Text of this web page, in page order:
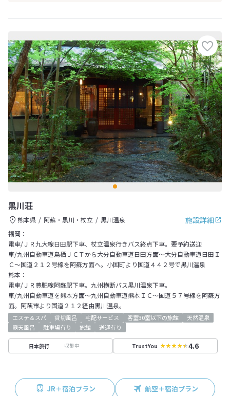
黒川荘
施設詳細
熊本県 阿蘇・黒川・杖立
黒川温泉
福岡：
電車/ＪＲ九大線日田駅下車、杖立温泉行きバス終点下車。要予約送迎
車/九州自動車道鳥栖ＪＣＴから大分自動車道日田方面～大分自動車道日田Ｉ
Ｃ～国道２１２号線を阿蘇方面へ。小国町より国道４４２号で黒川温泉
熊本：
電車/ＪＲ豊肥線阿蘇駅下車。九州横断バス黒川温泉下車。
車/九州自動車道を熊本方面～九州自動車道熊本ＩＣ～国道５７号線を阿蘇方
面。阿蘓市より国道２１２経由黒川温泉。
エステ＆スパ 貸切風呂 宅配サービス 客室30室以下の旅館
天然温泉
露天風呂
駐車場有り 旅館 送迎有り
日本旅行 収集中 TrustYou 4.6
JR＋宿泊プラン 航空＋宿泊プラン